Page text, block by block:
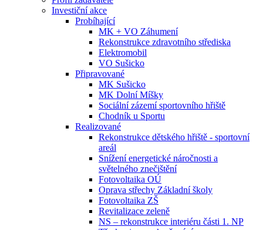
Investiční akce
Probíhající
MK + VO Záhumení
Rekonstrukce zdravotního střediska
Elektromobil
VO Sušicko
Připravované
MK Sušicko
MK Dolní Míšky
Sociální zázemí sportovního hřiště
Chodník u Sportu
Realizované
Rekonstrukce dětského hřiště - sportovní
areál
Snížení energetické náročnosti a
světelného znečištění
Fotovoltaika OÚ
Oprava střechy Základní školy
Fotovoltaika ZŠ
Revitalizace zeleně
NS – rekonstrukce interiéru části 1. NP